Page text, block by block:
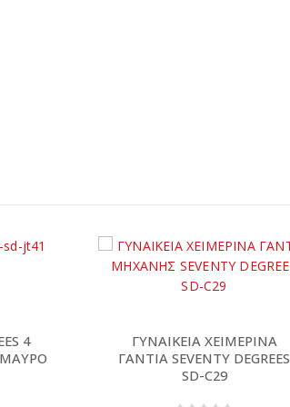
4
ΜΑΥΡΟ
ΓΥΝΑΙΚΕΙΑ ΧΕΙΜΕΡΙΝΑ
ΓΑΝΤΙΑ SEVENTY DEGREES
SD-C29